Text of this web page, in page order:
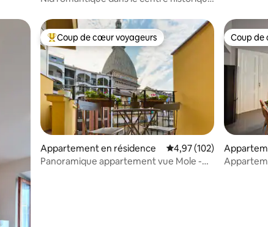
: 4,92 sur 5
appréciés Coups de cœur voyageurs les plus appréciés
Coup de cœur voyageurs
Appartement en résidence Évaluation moyenne sur
4,97 (102)
Panoramique appartement vue Mole -
Coup
Coup de